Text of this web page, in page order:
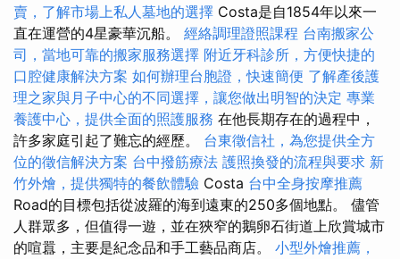
賣，了解市場上私人墓地的選擇 Costa是自1854年以來一
直在運營的4星豪華沉船。 經絡調理證照課程 台南搬家公
司，當地可靠的搬家服務選擇 附近牙科診所，方便快捷的
口腔健康解決方案 如何辦理台胞證，快速簡便 了解產後護
理之家與月子中心的不同選擇，讓您做出明智的決定 專業
養護中心，提供全面的照護服務 在他長期存在的過程中，
許多家庭引起了難忘的經歷。 台東徵信社，為您提供全方
位的徵信解決方案 台中撥筋療法 護照換發的流程與要求 新
竹外燴，提供獨特的餐飲體驗 Costa 台中全身按摩推薦
Road的目標包括從波羅的海到遠東的250多個地點。 儘管
人群眾多，但值得一遊，並在狹窄的鵝卵石街道上欣賞城市
的喧囂，主要是紀念品和手工藝品商店。 小型外燴推薦，